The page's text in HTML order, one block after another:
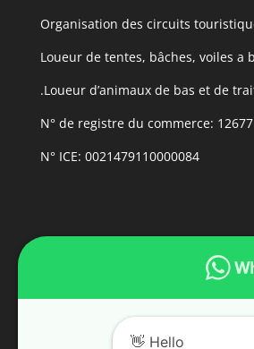
N° de registre du commerce: 12677
N° ICE: 0021479110000084
Hello 👋